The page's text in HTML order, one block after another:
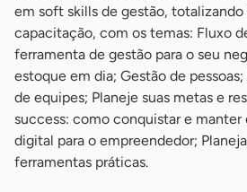
em soft skills de gestão, totalizando
capacitação, com os temas: Fluxo
ferramenta de gestão para o seu
estoque em dia; Gestão de
de equipes; Planeje suas metas e
success: como conquistar e
digital para o empreendedor;
ferramentas práticas.